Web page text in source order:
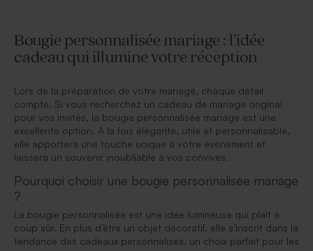
Bougie personnalisée mariage : l’idée
cadeau qui illumine votre réception
Lors de la préparation de votre mariage, chaque détail
compte. Si vous recherchez un cadeau de mariage original
pour vos invités, la bougie personnalisée mariage est une
excellente option. À la fois élégante, utile et personnalisable,
elle apportera une touche unique à votre événement et
laissera un souvenir inoubliable à vos convives.
Pourquoi choisir une bougie personnalisée mariage
?
La bougie personnalisée est une idée lumineuse qui plaît à
coup sûr. En plus d’être un objet décoratif, elle s’inscrit dans la
tendance des cadeaux personnalisés, un choix parfait pour les